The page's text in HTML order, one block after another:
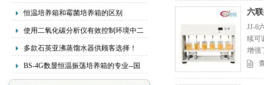
恒温培养箱和霉菌培养箱的区别
使用二氧化碳分析仪有效控制环境中二
氧化碳的排放
多款石英亚沸蒸馏水器供顾客选择！
BS-4G数显恒温振荡培养箱的专业--国
旺仪器
六
JJ-6
续可
增强
时，